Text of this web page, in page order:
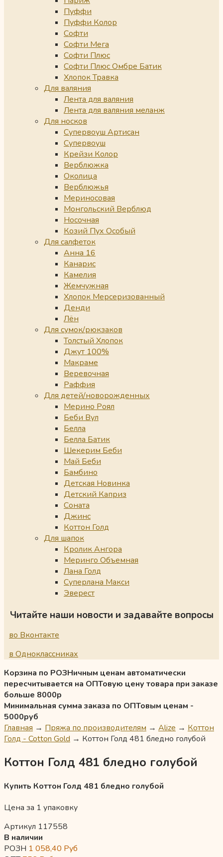
Пуффи
Пуффи Колор
Софти
Софти Мега
Софти Плюс
Софти Плюс Омбре Батик
Хлопок Травка
Для валяния
Лента для валяния
Лента для валяния меланж
Для носков
Супервоуш Артисан
Супервоуш
Крейзи Колор
Верблюжка
Околица
Верблюжья
Мериносовая
Монгольский Верблюд
Носочная
Козий Пух Особый
Для салфеток
Анна 16
Канарис
Камелия
Жемчужная
Хлопок Мерсеризованный
Денди
Лён
Для сумок/рюкзаков
Толстый Хлопок
Джут 100%
Макраме
Веревочная
Раффия
Для детей/новорожденных
Мерино Роял
Беби Вул
Белла
Белла Батик
Шекерим Беби
Май Беби
Бамбино
Детская Новинка
Детский Каприз
Соната
Джинс
Коттон Голд
Для шапок
Кролик Ангора
Меринго Объемная
Лана Голд
Суперлана Макси
Эверест
Читайте наши новости и задавайте вопросы
во Вконтакте
в Одноклассниках
Корзина по РОЗНичным ценам автоматически
пересчитывается на ОПТовую цену товара при заказе
больше 8000р
Минимальная сумма заказа по ОПТовым ценам -
5000руб
Главная → Пряжа по производителям → Alize → Коттон
Голд - Cotton Gold → Коттон Голд 481 бледно голубой
Коттон Голд 481 бледно голубой
Купить Коттон Голд 481 бледно голубой
Цена за 1 упаковку
Артикул 117558
В наличии
РОЗН 1 058,40 Руб